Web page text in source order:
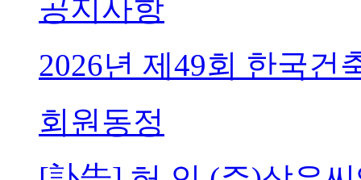
공지사항
2026년 제49회 한국건
회원동정